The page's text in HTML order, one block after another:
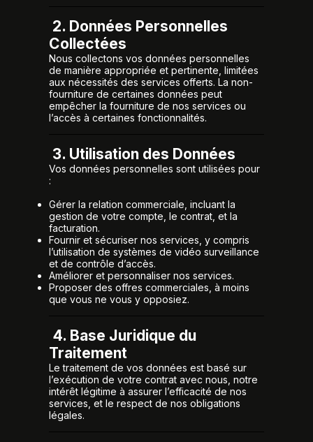
2. Données Personnelles
Collectées
Nous collectons vos données personnelles
de manière appropriée et pertinente, limitées
aux nécessités des services offerts. La non-
fourniture de certaines données peut
empêcher la fourniture de nos services ou
l’accès à certaines fonctionnalités.
3. Utilisation des Données
Vos données personnelles sont utilisées pour
:
Gérer la relation commerciale, incluant la
gestion de votre compte, le contrat, et la
facturation.
Fournir et sécuriser nos services, y compris
l’utilisation de systèmes de vidéo surveillance
et de contrôle d’accès.
Améliorer et personnaliser nos services.
Proposer des offres commerciales, à moins
que vous ne vous y opposiez.
4. Base Juridique du
Traitement
Le traitement de vos données est basé sur
l’exécution de votre contrat avec nous, notre
intérêt légitime à assurer l’efficacité de nos
services, et le respect de nos obligations
légales.